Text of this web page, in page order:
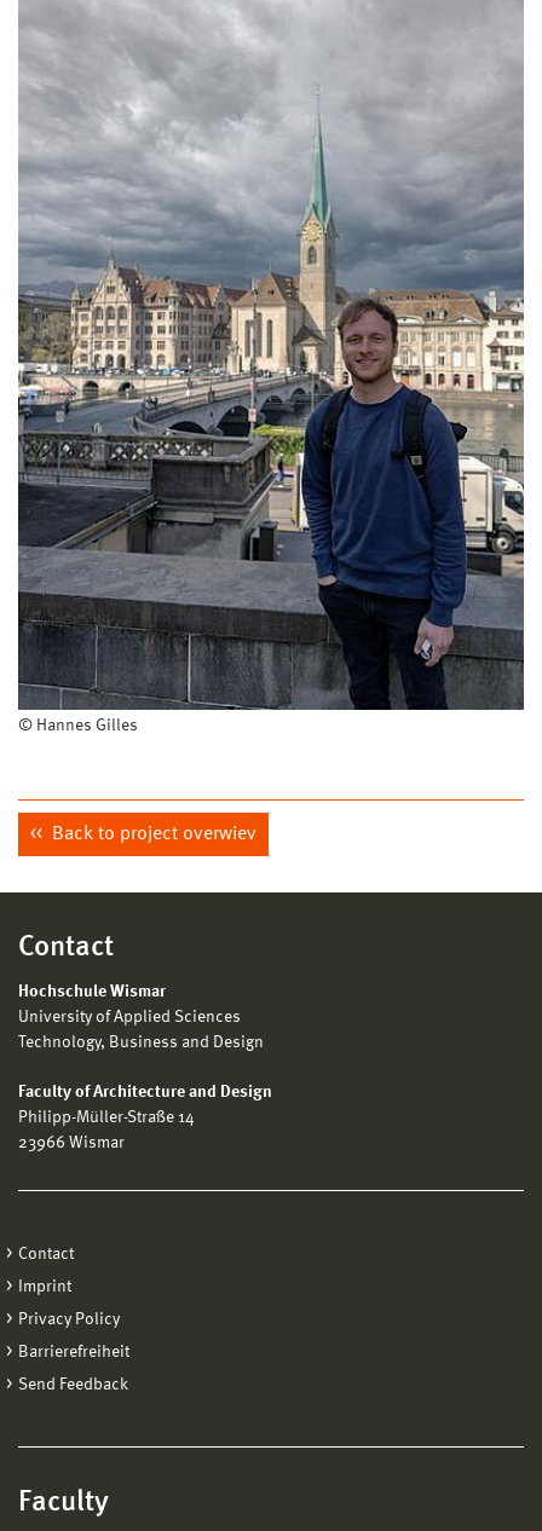
© Hannes Gilles
Back to project overwiev
Contact
Hochschule Wismar
University of Applied Sciences
Technology, Business and Design
Faculty of Architecture and Design
Philipp-Müller-Straße 14
23966 Wismar
Contact
Imprint
Privacy Policy
Barrierefreiheit
Send Feedback
Faculty